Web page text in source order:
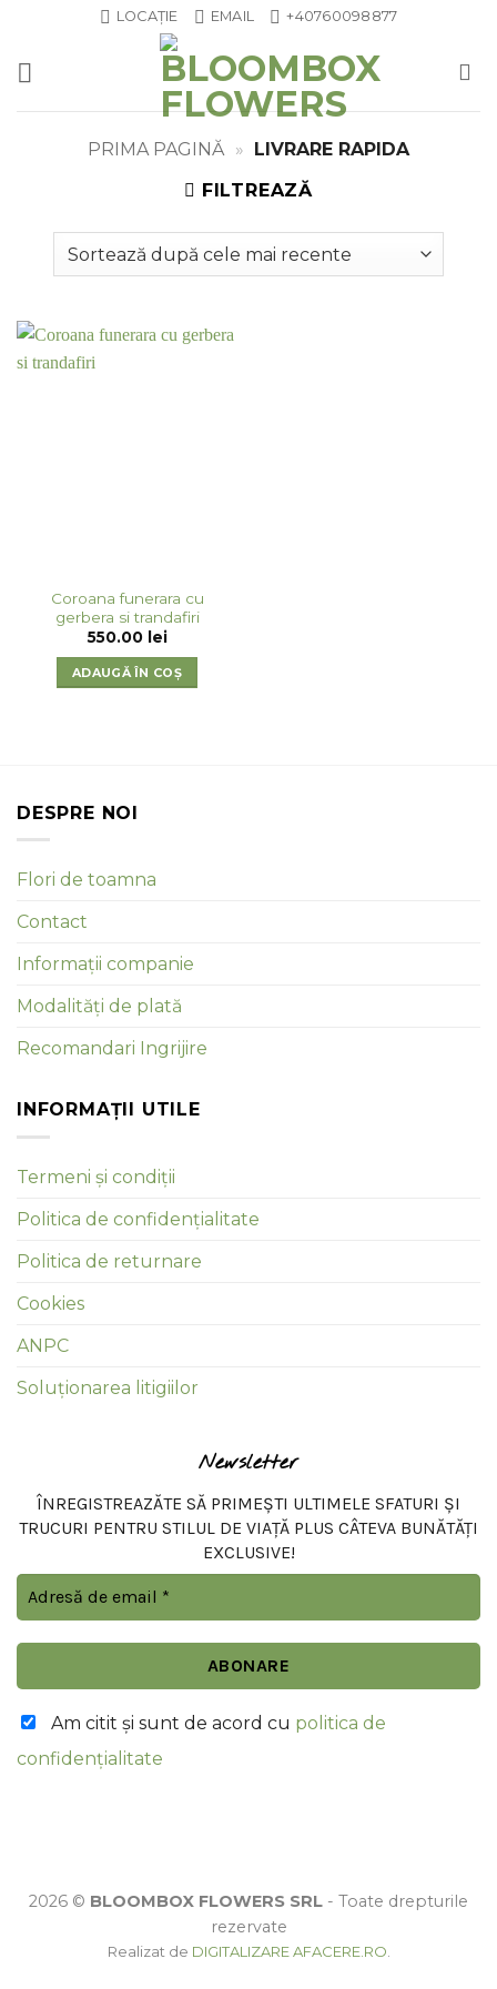
content
LOCAȚIE EMAIL +40760098877
PRIMA PAGINĂ » LIVRARE RAPIDA
FILTREAZĂ
Coroana funerara cu
gerbera si trandafiri
550.00
lei
ADAUGĂ ÎN COȘ
DESPRE NOI
Flori de toamna
Contact
Informații companie
Modalități de plată
Recomandari Ingrijire
INFORMAȚII UTILE
Termeni și condiții
Politica de confidențialitate
Politica de returnare
Cookies
ANPC
Soluționarea litigiilor
Newsletter
ÎNREGISTREAZĂTE SĂ PRIMEȘTI ULTIMELE SFATURI ȘI
TRUCURI PENTRU STILUL DE VIAȚĂ PLUS CÂTEVA BUNĂTĂȚI
EXCLUSIVE!
Am citit şi sunt de acord cu politica de
confidențialitate
2026 © BLOOMBOX FLOWERS SRL - Toate drepturile
rezervate
Realizat de DIGITALIZARE AFACERE.RO